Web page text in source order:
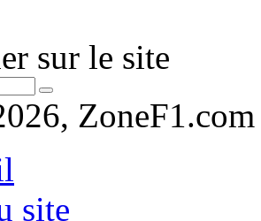
sur le site
ZoneF1.com
site